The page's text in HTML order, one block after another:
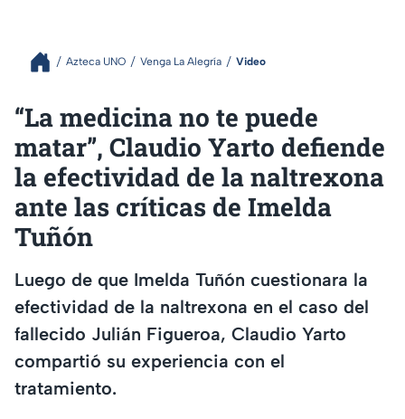
Azteca UNO Venga La Alegría Video
“La medicina no te puede
matar”, Claudio Yarto defiende
la efectividad de la naltrexona
ante las críticas de Imelda
Tuñón
Luego de que Imelda Tuñón cuestionara la
efectividad de la naltrexona en el caso del
fallecido Julián Figueroa, Claudio Yarto
compartió su experiencia con el
tratamiento.